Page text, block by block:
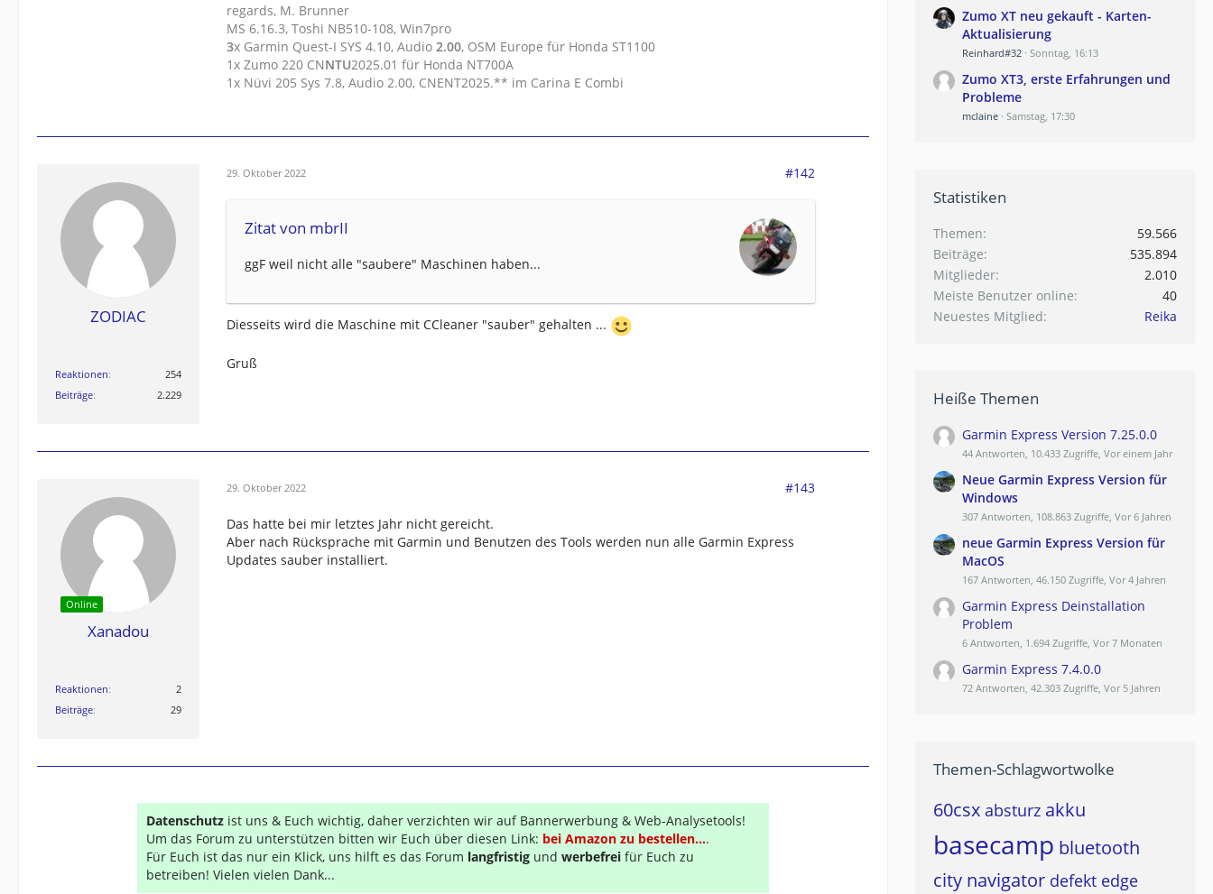
regards, M. Brunner
MS 6.16.3, Toshi NB510-108, Win7pro
3x Garmin Quest-I SYS 4.10, Audio 2.00, OSM Europe für Honda ST1100
1x Zumo 220 CNNTU2025.01 für Honda NT700A
1x Nüvi 205 Sys 7.8, Audio 2.00, CNENT2025.** im Carina E Combi
ZODIAC
Reaktionen
254
Beiträge
2.229
29. Oktober 2022 #142
Zitat von mbrII
ggF weil nicht alle "saubere" Maschinen haben...
Diesseits wird die Maschine mit CCleaner "sauber" gehalten ...
Gruß
Online
Xanadou
Reaktionen
2
Beiträge
29
29. Oktober 2022 #143
Das hatte bei mir letztes Jahr nicht gereicht.
Aber nach Rücksprache mit Garmin und Benutzen des Tools werden nun alle Garmin Express
Updates sauber installiert.
Datenschutz ist uns & Euch wichtig, daher verzichten wir auf Bannerwerbung & Web-Analysetools!
Um das Forum zu unterstützen bitten wir Euch über diesen Link: bei Amazon zu bestellen....
Für Euch ist das nur ein Klick, uns hilft es das Forum langfristig und werbefrei für Euch zu
betreiben! Vielen vielen Dank...
Zumo XT neu gekauft - Karten-
Aktualisierung
Reinhard#32 Sonntag, 16:13
Zumo XT3, erste Erfahrungen und
Probleme
mclaine Samstag, 17:30
Statistiken
Themen
59.566
Beiträge
535.894
Mitglieder
2.010
Meiste Benutzer online
40
Neuestes Mitglied
Reika
Heiße Themen
Garmin Express Version 7.25.0.0
44 Antworten, 10.433 Zugriffe, Vor einem Jahr
Neue Garmin Express Version für
Windows
307 Antworten, 108.863 Zugriffe, Vor 6 Jahren
neue Garmin Express Version für
MacOS
167 Antworten, 46.150 Zugriffe, Vor 4 Jahren
Garmin Express Deinstallation
Problem
6 Antworten, 1.694 Zugriffe, Vor 7 Monaten
Garmin Express 7.4.0.0
72 Antworten, 42.303 Zugriffe, Vor 5 Jahren
Themen-Schlagwortwolke
60csx absturz akku
basecamp bluetooth
city navigator defekt edge